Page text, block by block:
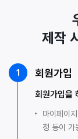
제작
1 회원가입
회원가입을
마이페이
청 등이 가